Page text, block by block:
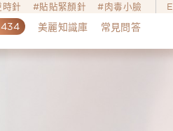
針 貼貼緊顏針 肉毒小臉
美麗知識庫 常見問答